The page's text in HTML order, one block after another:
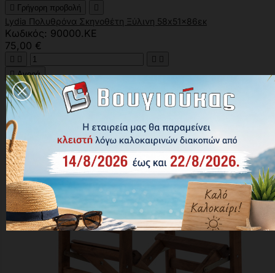
 Γρήγορη προβολή 
Lydia Πολυθρόνα Σκηνοθέτη Ξύλινη 58x51x86εκ
Κωδικός: 90000.KE
75,00 €
   
 Αγορά
Χωρίς απόθεμα